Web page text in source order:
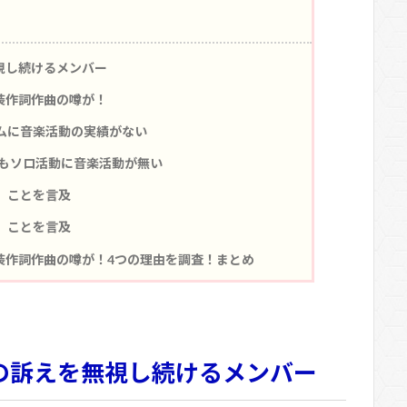
し続けるメンバー
詞作曲の噂が！
に音楽活動の実績がない
ソロ活動に音楽活動が無い
ことを言及
ことを言及
作詞作曲の噂が！4つの理由を調査！まとめ
訴えを無視し続けるメンバー